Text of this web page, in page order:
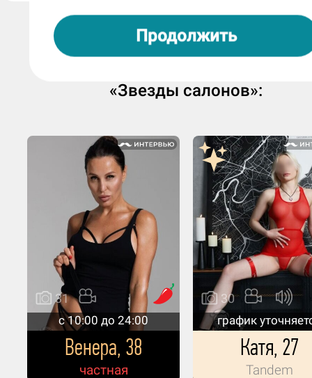
Продолжить
«Звезды салонов»:
c 10:00 до 24:00
Венера, 38
частная
31
график
Катя, 27
Tandem
30